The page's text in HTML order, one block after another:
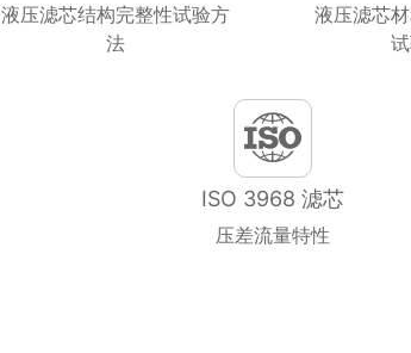
液压滤芯结构完整性试验方
法
液压滤芯
ISO 3968 滤芯
压差流量特性